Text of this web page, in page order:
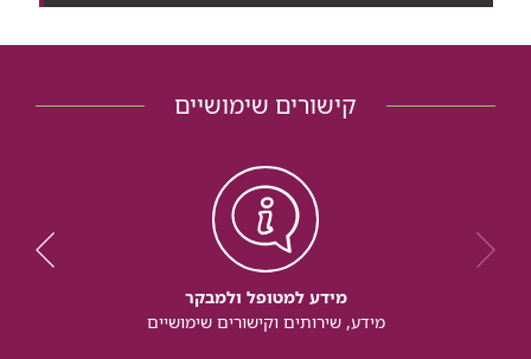
לא מצליחים להיפטר מפצעים מטרידים בפה? לכו להיבדק
קישורים שימושיים
מידע למטופל ולמבקר
מידע, שירותים וקישורים שימושיים